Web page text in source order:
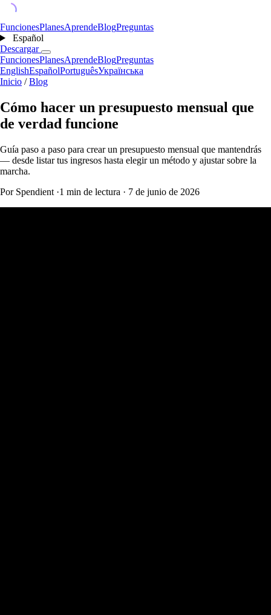
FuncionesPlanesAprendeBlogPreguntas
Español
Descargar
FuncionesPlanesAprendeBlogPreguntas
EnglishEspañolPortuguêsУкраїнська
Inicio / Blog
Cómo hacer un presupuesto mensual que
de verdad funcione
Guía paso a paso para crear un presupuesto mensual que mantendrás
— desde listar tus ingresos hasta elegir un método y ajustar sobre la
marcha.
Por Spendient ·1 min de lectura · 7 de junio de 2026